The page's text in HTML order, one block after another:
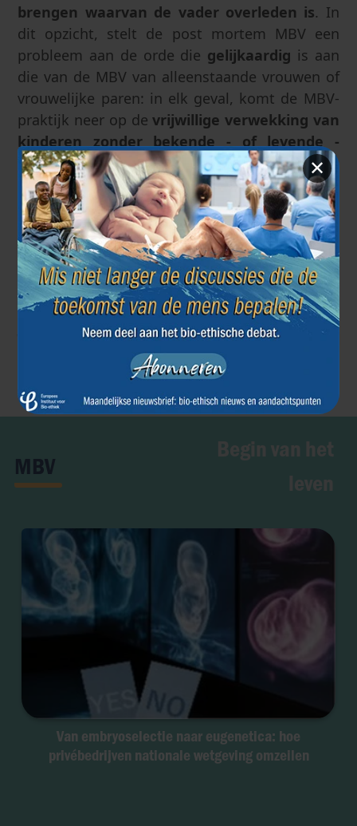
brengen waarvan de vader overleden is. In
dit opzicht, stelt de post mortem MBV een
probleem aan de orde die gelijkaardig is aan
die van de MBV van alleenstaande vrouwen of
vrouwelijke paren: in elk geval, komt de MBV-
praktijk neer op devrijwillige verwekking van
kinderen zonder bekende - of levende -
vaders.
Europees Instituut voor Bio-ethiek
30 december 2019
Vorige artikel
Volgende artikel
✕
MBV
Begin van het
leven
Van embryoselectie naar eugenetica: hoe
privébedrijven nationale wetgeving omzeilen